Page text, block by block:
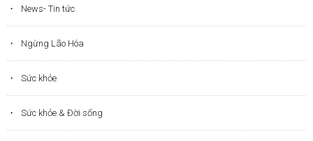
News- Tin tức
Ngừng Lão Hóa
Sức khỏe
Sức khỏe & Đời sống